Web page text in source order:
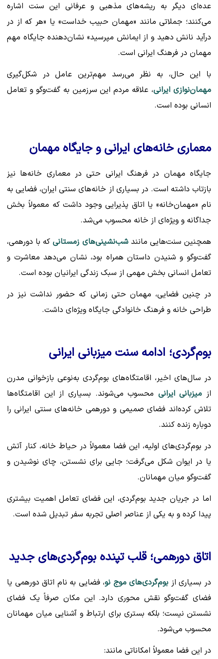
عده‌ای دیگر به ریشه‌های مذهبی و عرفانی این سنت اشاره
می‌کنند؛ جملاتی مانند «مهمان حبیب خداست» یا «هر که از در
درآید نانش دهید و از ایمانش مپرسید» نشان‌دهنده جایگاه مهم
مهمان در فرهنگ ایرانی است.
با این حال، به نظر می‌رسد مهم‌ترین عامل در شکل‌گیری
مهمان‌نوازی ایرانی، علاقه مردم این سرزمین به گفت‌وگو و تعامل
انسانی بوده است.
معماری خانه‌های ایرانی و جایگاه مهمان
جایگاه مهمان در فرهنگ ایرانی حتی در معماری خانه‌ها نیز
بازتاب داشته است. در بسیاری از خانه‌های سنتی ایران، فضایی به
نام «مهمان‌خانه» یا اتاق پذیرایی وجود داشت که معمولاً بخش
جداگانه و ویژه‌ای از خانه محسوب می‌شد.
همچنین سنت‌هایی مانندشب‌نشینی‌های زمستانیکه با دورهمی،
گفت‌وگو و شنیدن داستان همراه بود، نشان می‌دهد معاشرت و
تعامل انسانی بخش مهمی از سبک زندگی ایرانیان بوده است.
در چنین فضایی، مهمان حتی زمانی که حضور نداشت نیز در
طراحی خانه و فرهنگ خانوادگی جایگاه ویژه‌ای داشت.
بوم‌گردی؛ ادامه سنت میزبانی ایرانی
در سال‌های اخیر، اقامتگاه‌های بوم‌گردی به‌نوعی بازخوانی مدرن
از میزبانی ایرانی محسوب می‌شوند. بسیاری از این اقامتگاه‌ها
تلاش کرده‌اند فضای صمیمی و دورهمی خانه‌های سنتی ایرانی را
دوباره زنده کنند.
در بوم‌گردی‌های اولیه، این فضا معمولاً در حیاط خانه، کنار آتش
یا در ایوان شکل می‌گرفت؛ جایی برای نشستن، چای نوشیدن و
گفت‌وگو میان مهمانان.
اما در جریان جدید بوم‌گردی، این فضای تعامل اهمیت بیشتری
پیدا کرده و به یکی از عناصر اصلی تجربه سفر تبدیل شده است.
اتاق دورهمی؛ قلب تپنده بوم‌گردی‌های جدید
در بسیاری از بوم‌گردی‌های موج نو، فضایی به نام اتاق دورهمی یا
فضای گفت‌وگو نقش محوری دارد. این مکان صرفاً یک فضای
نشستن نیست؛ بلکه بستری برای ارتباط و آشنایی میان مهمانان
محسوب می‌شود.
در این فضا معمولاً امکاناتی مانند: